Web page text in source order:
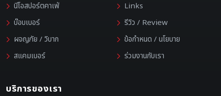
นีโอสปอร์ตคาเฟ่
บ๊อบเบอร์
ผจญภัย / วิบาก
สแคมเบอร์
Links
รีวิว / Review
ข้อกำหนด / นโยบาย
ร่วมงานกับเรา
บริการของเรา